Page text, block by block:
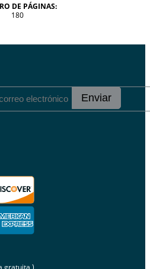
DE PÁGINAS:
180
Enviar
gratuita )